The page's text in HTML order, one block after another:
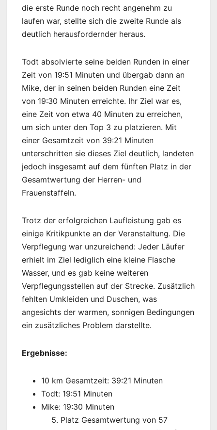
die erste Runde noch recht angenehm zu
laufen war, stellte sich die zweite Runde als
deutlich herausfordernder heraus.
Todt absolvierte seine beiden Runden in einer
Zeit von 19:51 Minuten und übergab dann an
Mike, der in seinen beiden Runden eine Zeit
von 19:30 Minuten erreichte. Ihr Ziel war es,
eine Zeit von etwa 40 Minuten zu erreichen,
um sich unter den Top 3 zu platzieren. Mit
einer Gesamtzeit von 39:21 Minuten
unterschritten sie dieses Ziel deutlich, landeten
jedoch insgesamt auf dem fünften Platz in der
Gesamtwertung der Herren- und
Frauenstaffeln.
Trotz der erfolgreichen Laufleistung gab es
einige Kritikpunkte an der Veranstaltung. Die
Verpflegung war unzureichend: Jeder Läufer
erhielt im Ziel lediglich eine kleine Flasche
Wasser, und es gab keine weiteren
Verpflegungsstellen auf der Strecke. Zusätzlich
fehlten Umkleiden und Duschen, was
angesichts der warmen, sonnigen Bedingungen
ein zusätzliches Problem darstellte.
Ergebnisse:
10 km Gesamtzeit: 39:21 Minuten
Todt: 19:51 Minuten
Mike: 19:30 Minuten
Platz Gesamtwertung von 57